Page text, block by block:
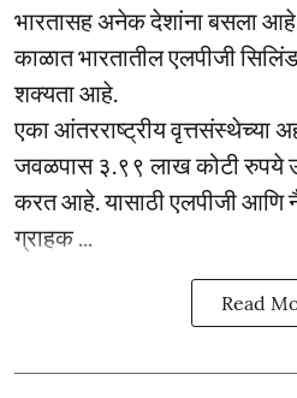
भारतासह अनेक देशांना बसला
काळात भारतातील एलपीजी
शक्यता आहे.
एका आंतरराष्ट्रीय वृत्तसंस्थेच्या
जवळपास ३.९९ लाख कोटी रुपये
करत आहे. यासाठी एलपीजी आणि
ग्राहक ...
Read